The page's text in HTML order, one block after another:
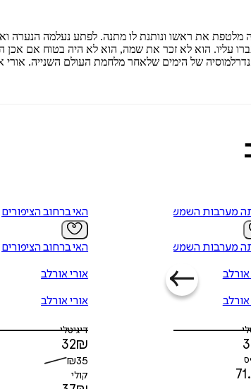
מלטפת את ראשו ונותנת לו מתנה. לפתע נעלמה הנערה
עליו. הוא לא זכר את שמה, הוא לא היה בטוח אם אכן
של הימים שלאחר מלחמת העולם השנייה.
מערבות השמש
מערבות השמש
אורלב
אורלב
האי ברחוב הציפורים
האי ברחוב הציפורים
אורי אורלב
אורי אורלב
דיגיטלי
32₪
₪35
קולי